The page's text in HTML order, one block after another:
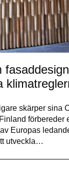
skärper sina
förbereder
Europas
utveckla…